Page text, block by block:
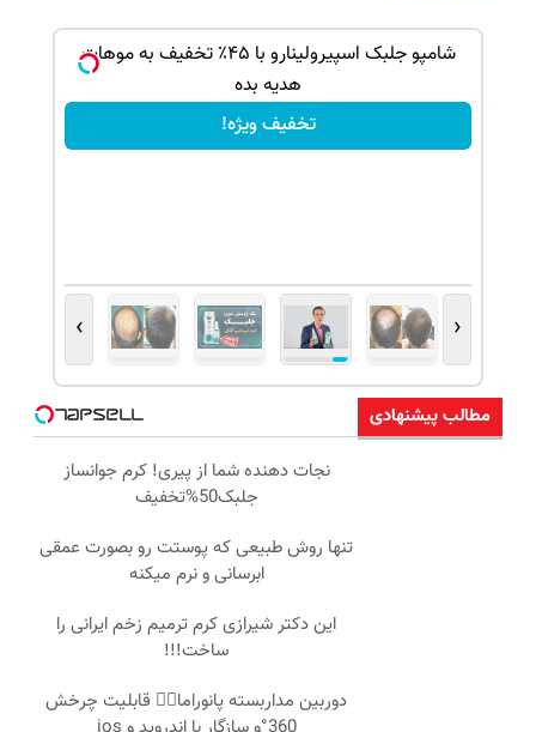
شامپو جلبک اسپیرولینارو با ۴۵٪ تخفیف به موهات
هدیه بده
تخفیف ویژه!
‹
›
مطالب پیشنهادی
نجات دهنده شما از پیری! کرم جوانساز
جلبک50%تخفیف
تنها روش طبیعی که پوستت رو بصورت عمقی
ابرسانی و نرم میکنه
این دکتر شیرازی کرم ترمیم زخم ایرانی را
ساخت!!!
دوربین مداربسته پانوراما👈🏻 قابلیت چرخش